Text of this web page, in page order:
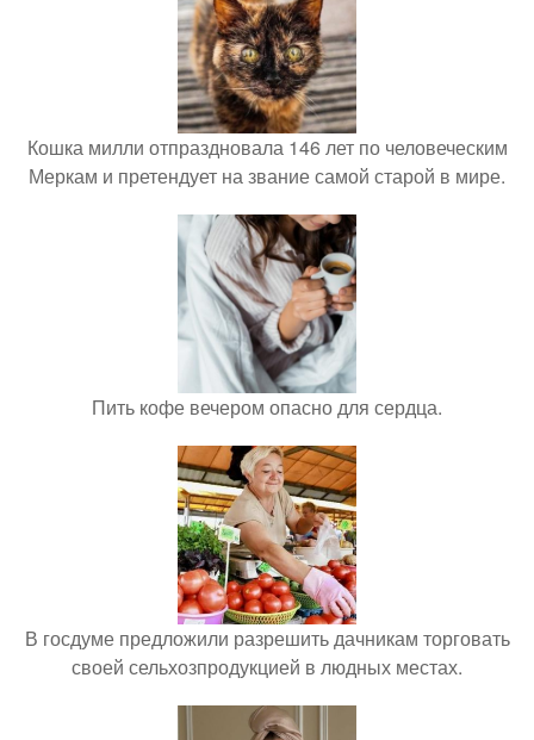
Кошка милли отпраздновала 146 лет по человеческим
Меркам и претендует на звание самой старой в мире.
Пить кофе вечером опасно для сердца.
В госдуме предложили разрешить дачникам торговать
своей сельхозпродукцией в людных местах.